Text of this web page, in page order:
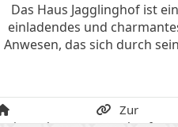
Das Haus Jagglinghof ist ein
einladendes und
Anwesen, das sich durch
auszeichnet. Es bietet eine
perfekte Kombination aus
Zur